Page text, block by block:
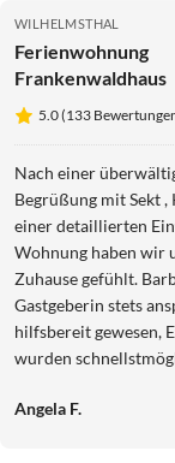
WILHELMSTHAL
Ferienwohnung
Frankenwaldhaus
5.0 (133
Nach einer
Begrüßung mit Sekt ,
einer detaillierten
Wohnung haben wir
Zuhause gefühlt.
Gastgeberin stets
hilfsbereit gewesen,
wurden
auch mit etlichen
Angela F.